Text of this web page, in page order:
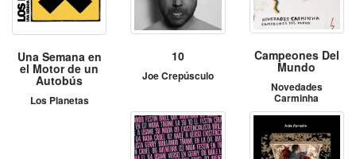
Una Semana en
el Motor de un
Autobús
Los Planetas
10
Joe Crepúsculo
Campeones Del
Mundo
Novedades
Carminha